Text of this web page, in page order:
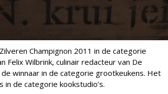
Champignon 2011 in de categorie
Felix Wilbrink, culinair redacteur van De
winnaar in de categorie grootkeukens. Het
de categorie kookstudio’s.